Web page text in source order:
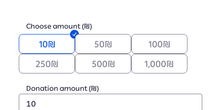
Choose amount (₪)
10₪ 50₪ 100₪
250₪ 500₪ 1,000₪
Donation amount (₪)